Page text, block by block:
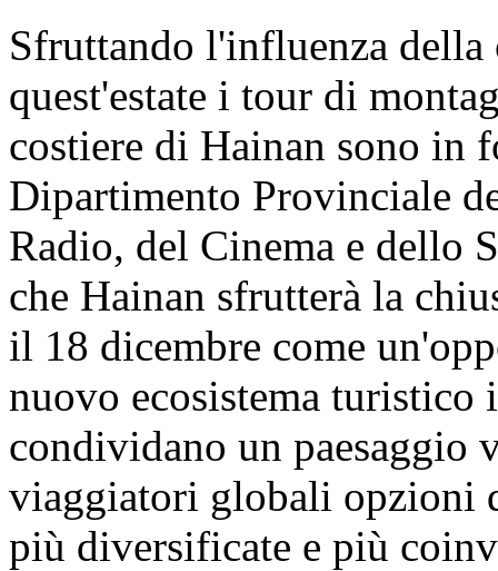
Sfruttando l'influenza
quest'estate i tour di
costiere di Hainan sono in
Dipartimento Provinciale
Radio, del Cinema e dello
che Hainan sfrutterà la
il 18 dicembre come
nuovo ecosistema
condividano un paesaggio
viaggiatori globali opzioni
più diversificate e più